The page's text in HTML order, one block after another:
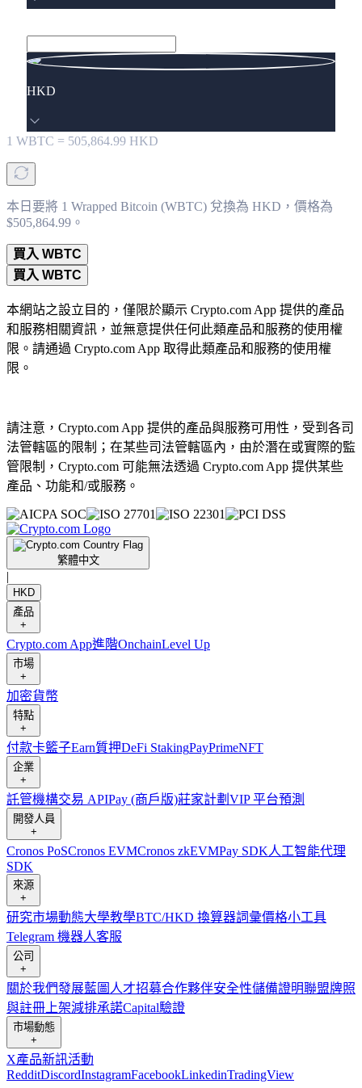
HKD
1 WBTC = 505,864.99 HKD
本日要將 1 Wrapped Bitcoin (WBTC) 兌換為 HKD，價格為
$505,864.99。
買入 WBTC
買入 WBTC
本網站之設立目的，僅限於顯示 Crypto.com App 提供的產品
和服務相關資訊，並無意提供任何此類產品和服務的使用權
限。請通過 Crypto.com App 取得此類產品和服務的使用權
限。
請注意，Crypto.com App 提供的產品與服務可用性，受到各司
法管轄區的限制；在某些司法管轄區內，由於潛在或實際的監
管限制，Crypto.com 可能無法透過 Crypto.com App 提供某些
產品、功能和/或服務。
繁體中文
|
HKD
產品
+
Crypto.com App進階OnchainLevel Up
市場
+
加密貨幣
特點
+
付款卡籃子Earn質押DeFi StakingPayPrimeNFT
企業
+
託管機構交易 APIPay (商戶版)莊家計劃 VIP 平台預測
開發人員
+
Cronos PoSCronos EVMCronos zkEVMPay SDK人工智能代理
SDK
來源
+
研究市場動態大學教學BTC/HKD 換算器詞彙價格小工具
Telegram 機器人客服
公司
+
關於我們發展藍圖 人才招募合作夥伴安全性儲備證明聯盟牌照
與註冊 上架減排承諾Capital驗證
市場動態
+
X產品新訊活動
RedditDiscordInstagramFacebookLinkedinTradingView